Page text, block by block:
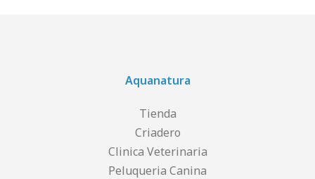
Aquanatura
Tienda
Criadero
Clinica Veterinaria
Peluqueria Canina